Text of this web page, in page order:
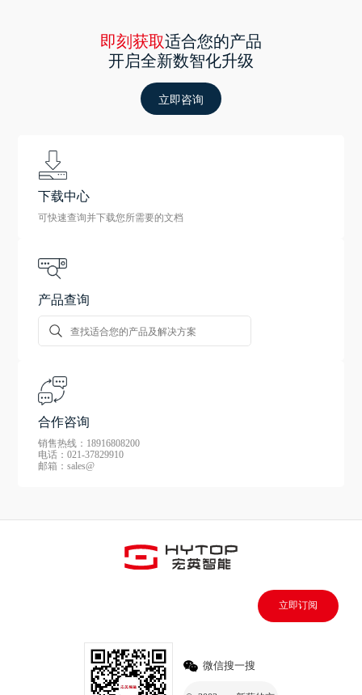
即刻获取适合您的产品
开启全新数智化升级
立即咨询
下载中心
可快速查询并下载您所需要的文档
产品查询
合作咨询
销售热线：18916808200
电话：021-37829910
邮箱：sales@
立即订阅
微信搜一搜